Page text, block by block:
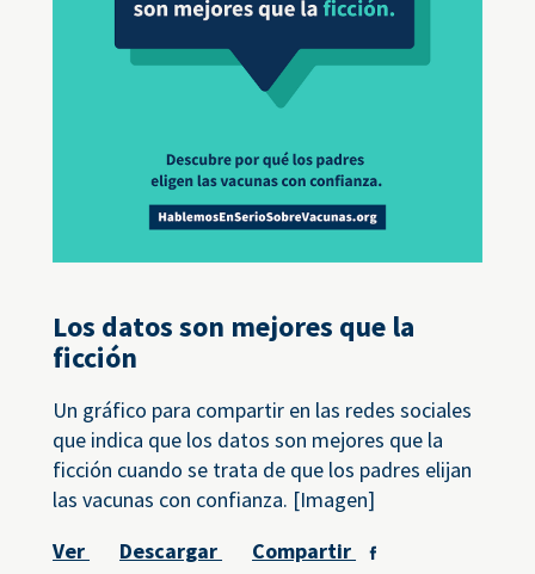
Los datos son mejores que la
ficción
Un gráfico para compartir en las redes sociales
que indica que los datos son mejores que la
ficción cuando se trata de que los padres elijan
las vacunas con confianza. [Imagen]
Ver
Descargar Compartir